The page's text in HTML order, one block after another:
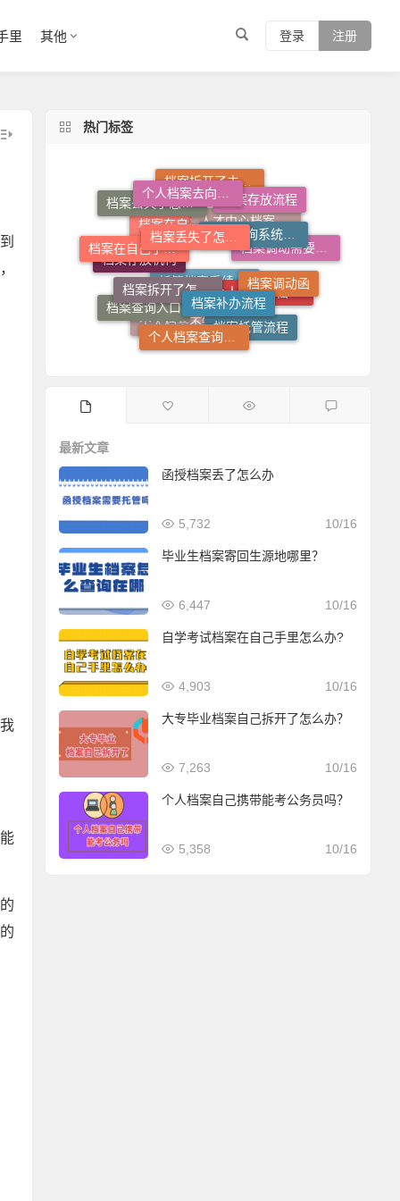
登录 注册
里 其他
热门标签
个人档案不知道在哪儿怎么查
托管档案手续如何办理 个人档案死档激活
档案托管流程
个人档案查询系统
档案查询入口
档案存放机构
档案在自己手里怎么办
人才中心档案接收流程 档案调动需要什么手续
档案调动函
档案补办流程
档案拆开了怎么补救
档案在自己手里怎么放到人才市场
档案丢失了怎么办
档案拆开了去哪里封
档案存放流程
档案查询系统官网
个人档案去向查询
最新文章
函授档案丢了怎么办
10/16
5,732
毕业生档案寄回生源地哪里？
10/16
6,447
自学考试档案在自己手里怎么办?
10/16
4,903
大专毕业档案自己拆开了怎么办？
10/16
7,263
个人档案自己携带能考公务员吗？
10/16
5,358